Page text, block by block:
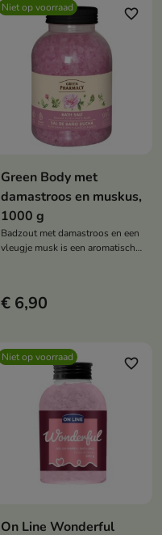
Niet op voorraad favorite_border
Green Body met
damastroos en muskus,
1000 g
Badzout met damastroos en een
vleugje musk is een aromatisch
lichaam en maakt de huid zacht
€ 6,90
Niet op voorraad favorite_border
On Line Wonderful